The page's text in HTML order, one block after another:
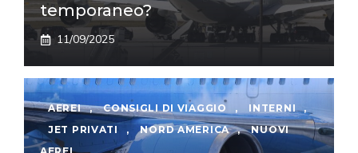
temporaneo?
11/09/2025
AEREI , CONSIGLI DI VIAGGIO , INTERNI
,
JET PRIVATI
, NORD AMERICA ,
NUOVI